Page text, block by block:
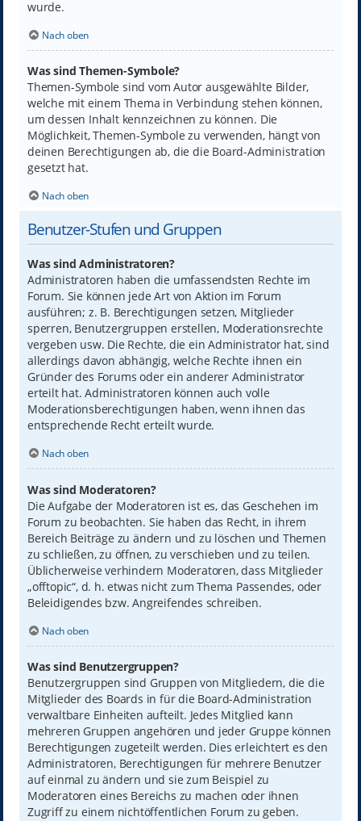
wurde.
Nach oben
Was sind Themen-Symbole?
Themen-Symbole sind vom Autor ausgewählte Bilder,
welche mit einem Thema in Verbindung stehen können,
um dessen Inhalt kennzeichnen zu können. Die
Möglichkeit, Themen-Symbole zu verwenden, hängt von
deinen Berechtigungen ab, die die Board-Administration
gesetzt hat.
Nach oben
Benutzer-Stufen und Gruppen
Was sind Administratoren?
Administratoren haben die umfassendsten Rechte im
Forum. Sie können jede Art von Aktion im Forum
ausführen; z. B. Berechtigungen setzen, Mitglieder
sperren, Benutzergruppen erstellen, Moderationsrechte
vergeben usw. Die Rechte, die ein Administrator hat, sind
allerdings davon abhängig, welche Rechte ihnen ein
Gründer des Forums oder ein anderer Administrator
erteilt hat. Administratoren können auch volle
Moderationsberechtigungen haben, wenn ihnen das
entsprechende Recht erteilt wurde.
Nach oben
Was sind Moderatoren?
Die Aufgabe der Moderatoren ist es, das Geschehen im
Forum zu beobachten. Sie haben das Recht, in ihrem
Bereich Beiträge zu ändern und zu löschen und Themen
zu schließen, zu öffnen, zu verschieben und zu teilen.
Üblicherweise verhindern Moderatoren, dass Mitglieder
„offtopic“, d. h. etwas nicht zum Thema Passendes, oder
Beleidigendes bzw. Angreifendes schreiben.
Nach oben
Was sind Benutzergruppen?
Benutzergruppen sind Gruppen von Mitgliedern, die die
Mitglieder des Boards in für die Board-Administration
verwaltbare Einheiten aufteilt. Jedes Mitglied kann
mehreren Gruppen angehören und jeder Gruppe können
Berechtigungen zugeteilt werden. Dies erleichtert es den
Administratoren, Berechtigungen für mehrere Benutzer
auf einmal zu ändern und sie zum Beispiel zu
Moderatoren eines Bereichs zu machen oder ihnen
Zugriff zu einem nichtöffentlichen Forum zu geben.